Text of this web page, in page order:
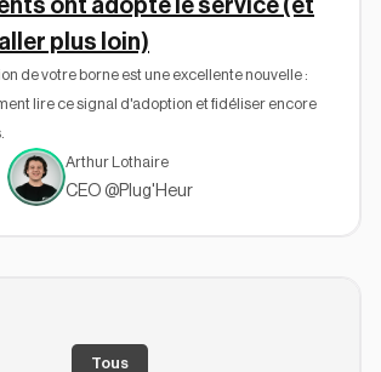
ont adopté le service (et
plus loin)
de votre borne est une excellente nouvelle :
lire ce signal d'adoption et fidéliser encore
Arthur Lothaire
CEO @Plug'Heur
Tous